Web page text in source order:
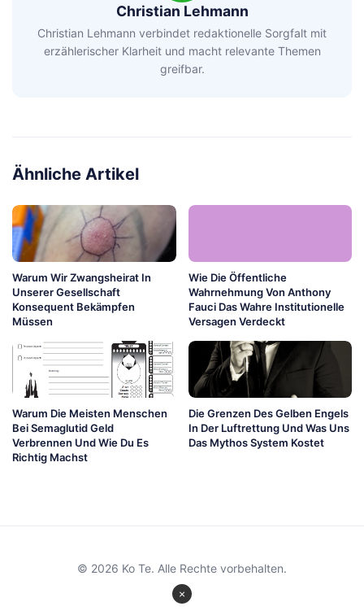
Christian Lehmann
Christian Lehmann verbindet redaktionelle Sorgfalt mit
erzählerischer Klarheit und macht relevante Themen
greifbar.
Ähnliche Artikel
Warum Wir Zwangsheirat In
Unserer Gesellschaft
Konsequent Bekämpfen
Müssen
Wie Die Öffentliche
Wahrnehmung Von Anthony
Fauci Das Wahre Institutionelle
Versagen Verdeckt
Warum Die Meisten Menschen
Bei Semaglutid Geld
Verbrennen Und Wie Du Es
Richtig Machst
Die Grenzen Des Gelben Engels
In Der Luftrettung Und Was Uns
Das Mythos System Kostet
×
© 2026 Ko Te. Alle Rechte vorbehalten.